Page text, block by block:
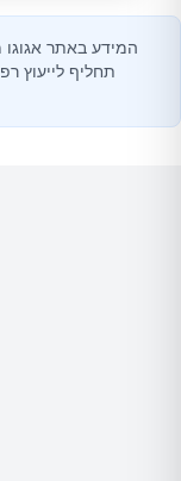
המידע באתר אגוגו
תחליף לייעוץ